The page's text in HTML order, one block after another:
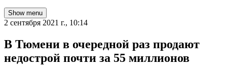
Show menu
2 сентября 2021 г., 10:14
​В Тюмени в очередной раз продают
недострой почти за 55 миллионов